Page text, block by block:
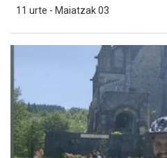
11 urte - Maiatzak 03